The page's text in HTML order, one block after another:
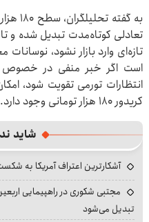
به
تعادلی کوتاه‌مدت تبدیل شده و
تازه‌ای وارد بازار نشود،
است اگر خبر منفی در خصوص
انتظارات تورمی تقویت شود،
کریدور ۱۸۰ هزار تومانی وجود دارد.
شاید
آشکارترین اعتراف آمریکا به شکست
مجتبی شکوری در راهپیمایی
تبدیل می‌شود